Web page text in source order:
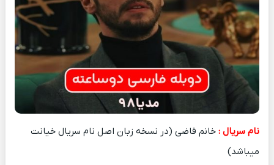
نام سریال :خانم قاضی (در نسخه زبان اصل نام سریال خیانت
میباشد)